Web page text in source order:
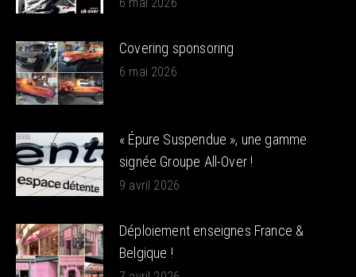
Covering sponsoring
6 mai 2026
« Épure Suspendue », une gamme
signée Groupe All-Over !
9 avril 2026
Déploiement enseignes France &
Belgique !